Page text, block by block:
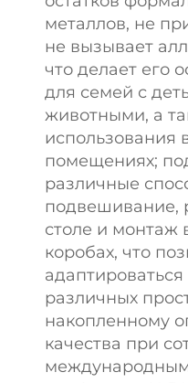
металлов, не
не вызывает
что делает его
для семей с
животными, а
использования
помещениях;
различные
подвешивание,
столе и монтаж
коробах, что
различных
накопленному
качества при